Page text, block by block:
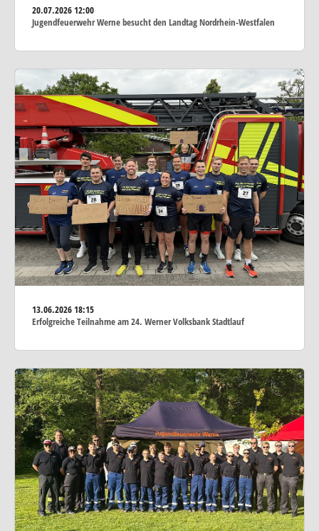
20.07.202612:00
Jugendfeuerwehr Werne besucht den Landtag Nordrhein-Westfalen
13.06.202618:15
Erfolgreiche Teilnahme am 24. Werner Volksbank Stadtlauf